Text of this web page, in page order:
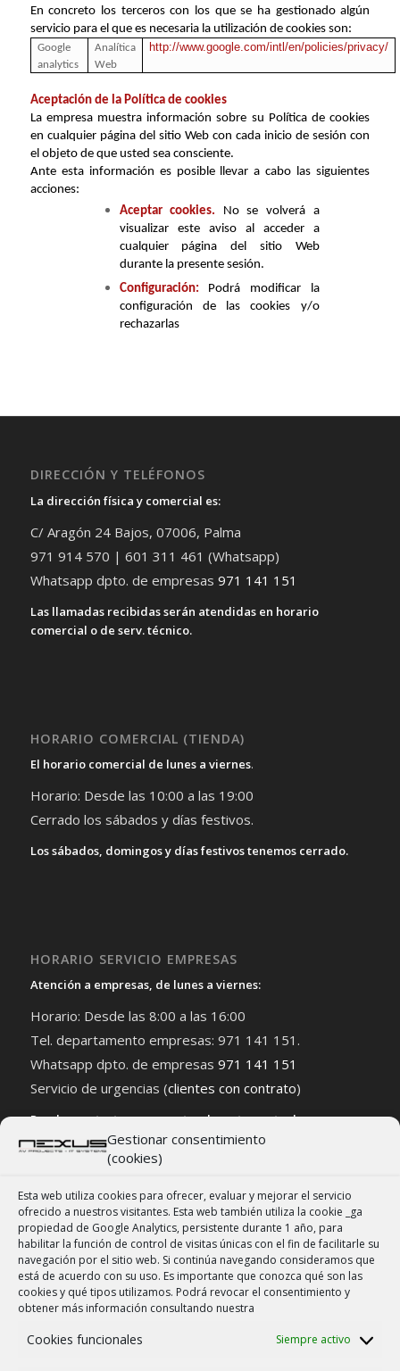
Gestionar consentimiento
(cookies)
Esta web utiliza cookies para ofrecer, evaluar y mejorar el servicio
ofrecido a nuestros visitantes. Esta web también utiliza la cookie _ga
propiedad de Google Analytics, persistente durante 1 año, para
habilitar la función de control de visitas únicas con el fin de facilitarle su
navegación por el sitio web. Si continúa navegando consideramos que
está de acuerdo con su uso. Es importante que conozca qué son las
cookies y qué tipos utilizamos. Podrá revocar el consentimiento y
obtener más información consultando nuestra
Cookies funcionales Siempre activo
En concreto los terceros con los que se ha gestionado algún
servicio para el que es necesaria la utilización de cookies son:
Google
analytics
Analítica
Web
http://www.google.com/intl/en/policies/privacy/
Aceptación de la Política de cookies
La empresa muestra información sobre su Política de cookies
en cualquier página del sitio Web con cada inicio de sesión con
el objeto de que usted sea consciente.
Ante esta información es posible llevar a cabo las siguientes
acciones:
Aceptar cookies. No se volverá a
visualizar este aviso al acceder a
cualquier página del sitio Web
durante la presente sesión.
Configuración: Podrá modificar la
configuración de las cookies y/o
rechazarlas
DIRECCIÓN Y TELÉFONOS
La dirección física y comercial es:
C/ Aragón 24 Bajos, 07006, Palma
971 914 570 | 601 311 461 (Whatsapp)
Whatsapp dpto. de empresas 971 141 151
Las llamadas recibidas serán atendidas en horario
comercial o de serv. técnico.
HORARIO COMERCIAL (TIENDA)
El horario comercial de lunes a viernes.
Horario: Desde las 10:00 a las 19:00
Cerrado los sábados y días festivos.
Los sábados, domingos y días festivos tenemos cerrado.
HORARIO SERVICIO EMPRESAS
Atención a empresas, de lunes a viernes:
Horario: Desde las 8:00 a las 16:00
Tel. departamento empresas: 971 141 151.
Whatsapp dpto. de empresas 971 141 151
Servicio de urgencias (clientes con contrato)
Puedes contactar con nuestro departamento de empresas
AQUÍ
NEXUS PALMA SL | 2007 – 2026
Contacto comercial y empresas:
Formulario tienda y taller